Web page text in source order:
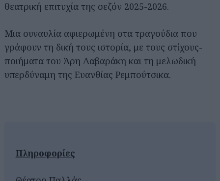
θεατρική επιτυχία της σεζόν 2025-2026.
Μια συναυλία αφιερωμένη στα τραγούδια που
γράφουν τη δική τους ιστορία, με τους στίχους-
ποιήματα του Άρη Δαβαράκη και τη μελωδική
υπερδύναμη της Ευανθίας Ρεμπούτσικα.
Πληροφορίες